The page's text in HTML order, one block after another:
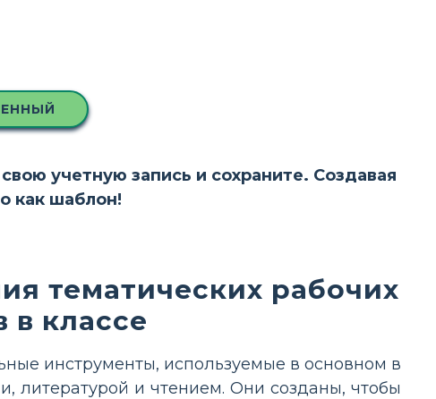
учетную запись и сохраните. Создавая
как шаблон!
тематических рабочих
в классе
инструменты, используемые в основном в
литературой и чтением. Они созданы, чтобы